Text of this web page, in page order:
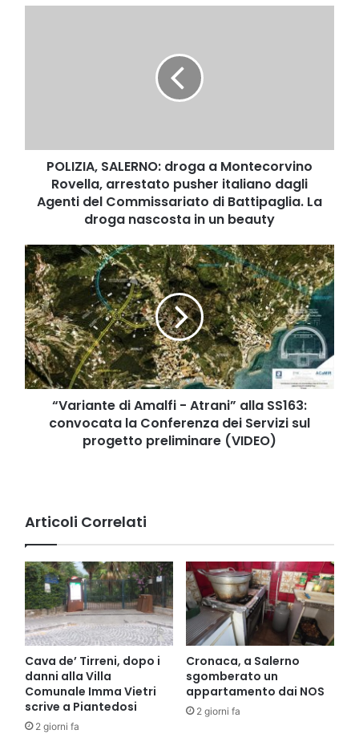
italiano
dagli
Agenti
del
Commissariato
Battipaglia.
La
droga
nascosta
in
un
beauty
POLIZIA, SALERNO: droga a Montecorvino
Rovella, arrestato pusher italiano dagli
Agenti del Commissariato di Battipaglia. La
droga nascosta in un beauty
“Variante
di
Amalfi
-
Atrani”
alla
SS163:
convocata
la
Conferenza
“Variante di Amalfi - Atrani” alla SS163:
convocata la Conferenza dei Servizi sul
progetto preliminare (VIDEO)
Articoli Correlati
Cava de’ Tirreni, dopo i
danni alla Villa
Comunale Imma Vietri
scrive a Piantedosi
2 giorni fa
Cronaca, a Salerno
sgomberato un
appartamento dai NOS
2 giorni fa